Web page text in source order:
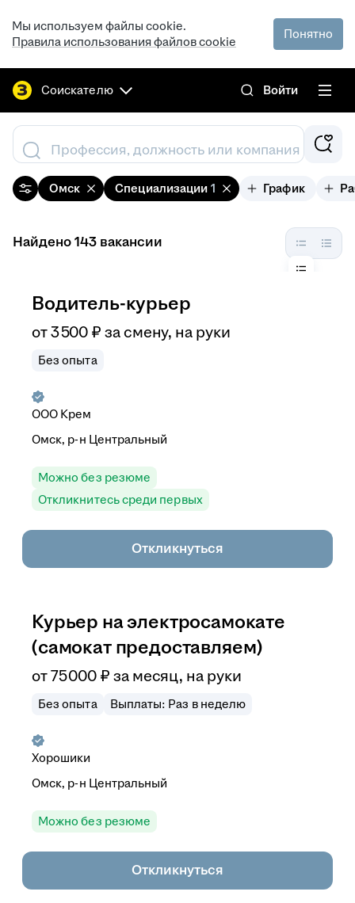
Мы используем файлы cookie.
Правила использования файлов cookie
Понятно
Соискателю Войти
Профессия, должность или компания
Омск Специализации 1 График
Найдено 143 вакансии
Водитель-курьер
от3 500 ₽ за смену, на руки
Без опыта
ООО Крем
Омск, р-н Центральный
Можно без резюме
Откликнитесь среди первых
Откликнуться
Курьер на электросамокате
(самокат предоставляем)
от75 000 ₽ за месяц, на руки
Без опыта Выплаты: Раз в неделю
Хорошики
Омск, р-н Центральный
Можно без резюме
Откликнуться